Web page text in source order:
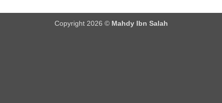
Copyright 2026 © Mahdy Ibn Salah